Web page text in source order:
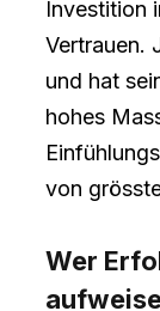
Investition
Vertrauen.
und hat
hohes
von
Wer